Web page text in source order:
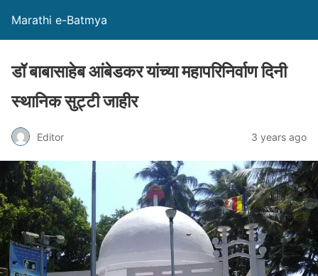
Marathi e-Batmya
डॉ बाबासाहेब आंबेडकर यांच्या महापरिनिर्वाण दिनी
स्थानिक सुट्टी जाहीर
Editor 3 years ago